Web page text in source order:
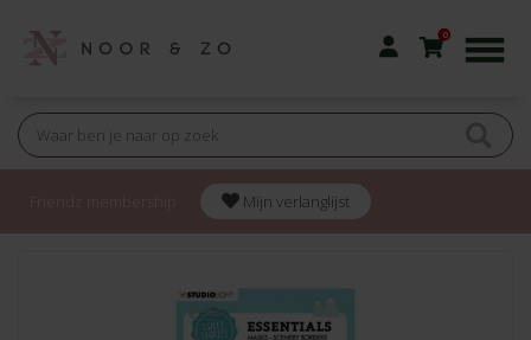
0
Mijn verlanglijst